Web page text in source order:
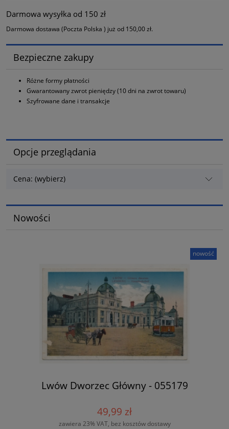
Darmowa wysyłka od 150 zł
Darmowa dostawa (Poczta Polska ) już od 150,00 zł.
Bezpieczne zakupy
Różne formy płatności
Gwarantowany zwrot pieniędzy (10 dni na zwrot towaru)
Szyfrowane dane i transakcje
Opcje przeglądania
Cena: (wybierz)
Nowości
Lwów Dworzec Główny - 055179
49,99 zł
zawiera 23% VAT, bez kosztów dostawy
nowość